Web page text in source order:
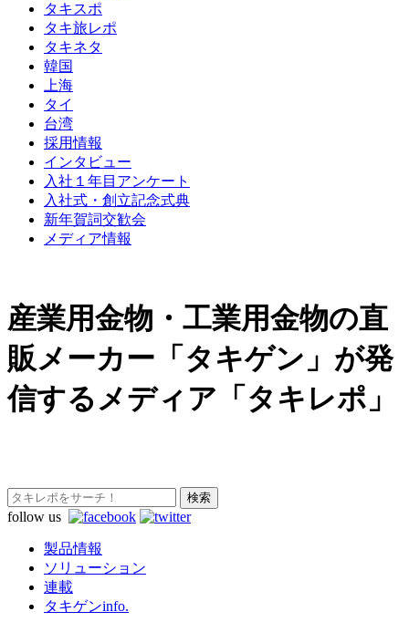
タキスポ
タキ旅レポ
タキネタ
韓国
上海
タイ
台湾
採用情報
インタビュー
入社１年目アンケート
入社式・創立記念式典
新年賀詞交歓会
メディア情報
産業用金物・工業用金物の直
販メーカー「タキゲン」が発
信するメディア「タキレポ」
follow us
製品情報
ソリューション
連載
タキゲンinfo.